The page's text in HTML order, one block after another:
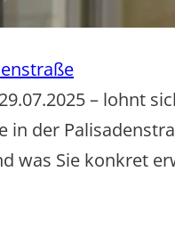
– lohnt
in der
was Sie konkret